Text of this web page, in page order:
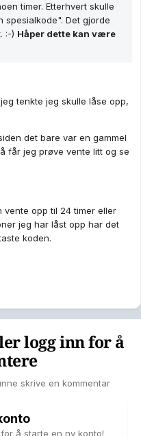
timer. Etterhvert skulle
spesialkode". Det gjorde
:-) Håper dette kan være
tenkte jeg skulle låse opp,
det bare var en gammel
får jeg prøve vente litt og se
vente opp til 24 timer eller
jeg har låst opp har det
koden.
logg inn for å
skrive en kommentar
å starte en ny konto!